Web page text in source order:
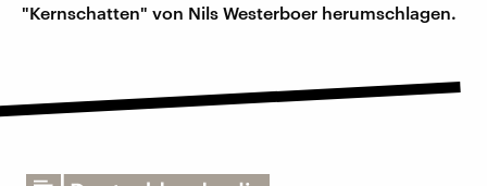
"Kernschatten" von Nils Westerboer herumschlagen.